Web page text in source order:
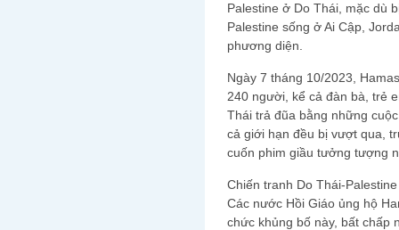
Palestine ở Do Thái, mặc dù
Palestine sống ở Ai Cập,
phương diện.
Ngày 7 tháng 10/2023,
240 người, kể cả đàn bà, trẻ
Thái trả đũa bằng những
cả giới hạn đều bị vượt qua,
cuốn phim giầu tưởng tượng
Chiến tranh Do Thái-
Các nước Hồi Giáo ủng hộ
chức khủng bố này, bất chấp